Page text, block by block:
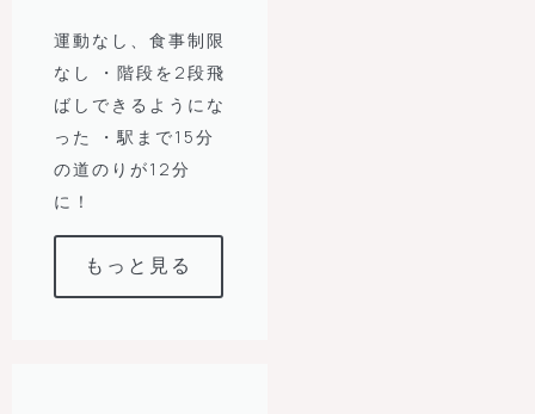
運動なし、食事制限
なし ・階段を2段飛
ばしできるようにな
った ・駅まで15分
の道のりが12分
に！
もっと見る